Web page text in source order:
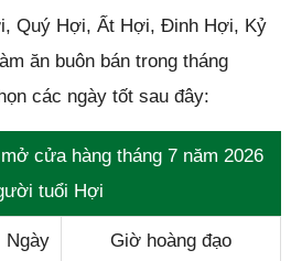
Quý Hợi, Ất Hợi, Đinh Hợi, Kỷ
ăn buôn bán trong tháng
các ngày tốt sau đây:
cửa hàng tháng 7 năm 2026
tuổi Hợi
Ngày Giờ hoàng đạo